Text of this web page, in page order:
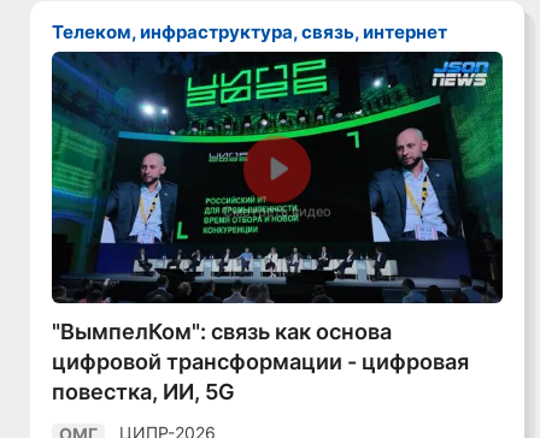
Телеком, инфраструктура, связь, интернет
Смотреть видео
"ВымпелКом": связь как основа
цифровой трансформации - цифровая
повестка, ИИ, 5G
ОМГ ЦИПР-2026